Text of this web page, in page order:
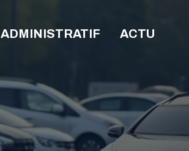
ADMINISTRATIF ACTU